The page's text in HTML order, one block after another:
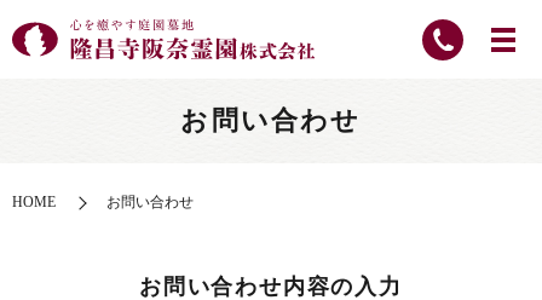
お問い合わせ
HOME お問い合わせ
お問い合わせ内容の入力